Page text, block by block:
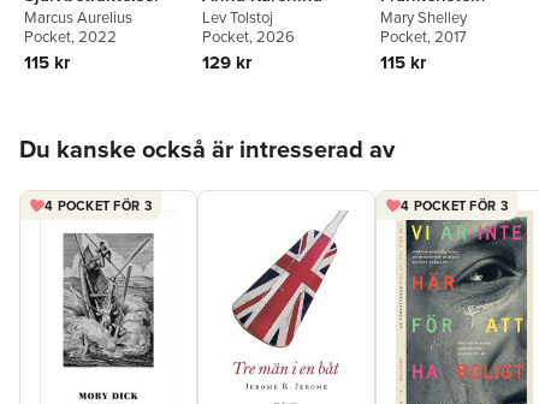
Marcus Aurelius
Pocket, 2022
115 kr
Lev Tolstoj
Pocket, 2026
129 kr
Mary Shelley
Pocket, 2017
115 kr
Du kanske också är intresserad av
4 POCKET FÖR 3 4 POCKET FÖR 3